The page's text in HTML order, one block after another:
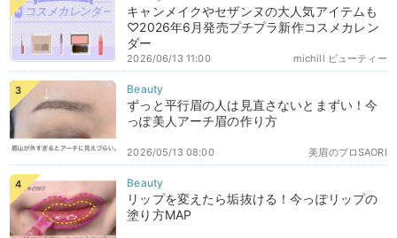
キャンメイクやセザンヌの大人気アイテムも
♡2026年6月発売プチプラ新作コスメカレン
ダー
michill ビューティー
2026/06/13 11:00
ずっと平行眉の人は見直さないとまずい！今
っぽ美人アーチ眉の作り方
美眉のプロSAORI
2026/05/13 08:00
リップを変えたら垢抜ける！今っぽリップの
塗り方MAP